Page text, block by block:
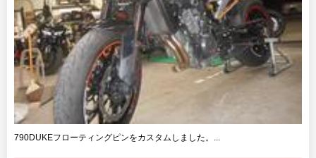
790DUKEフローティングピンをカスタムしました。...